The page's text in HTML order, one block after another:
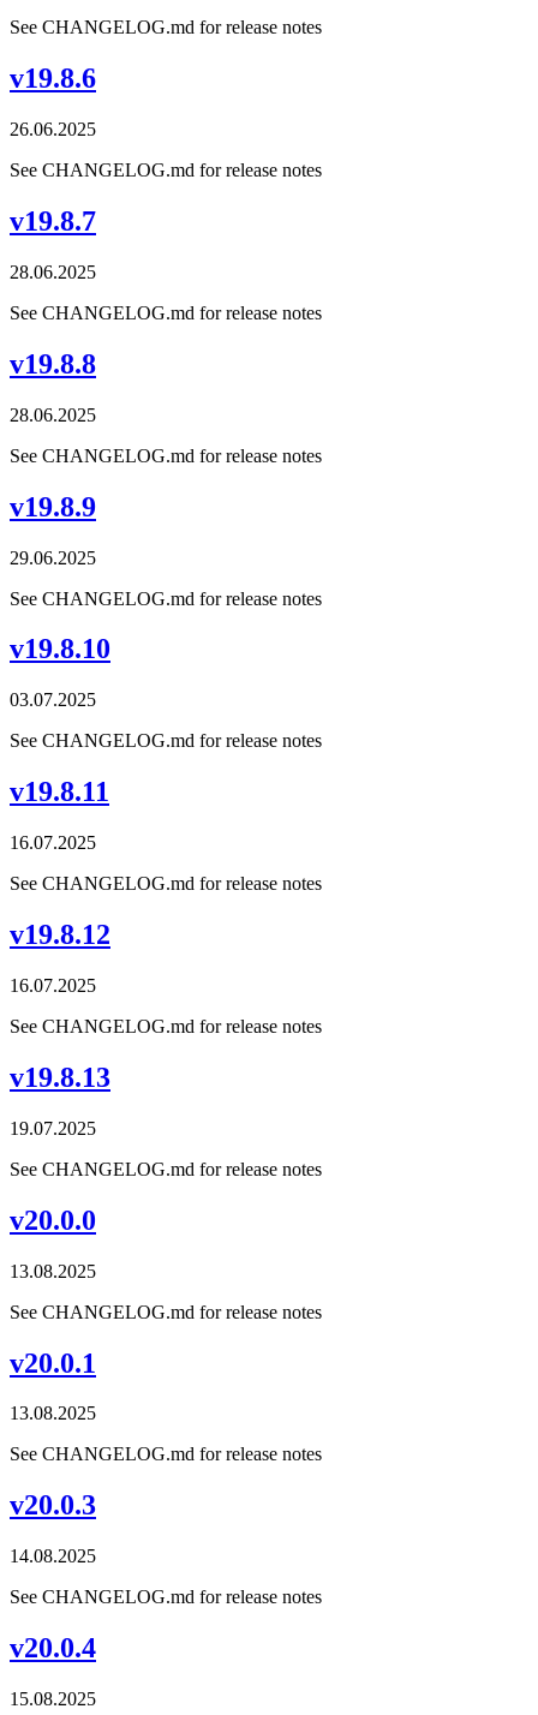
See CHANGELOG.md for release notes
v19.8.6
26.06.2025
See CHANGELOG.md for release notes
v19.8.7
28.06.2025
See CHANGELOG.md for release notes
v19.8.8
28.06.2025
See CHANGELOG.md for release notes
v19.8.9
29.06.2025
See CHANGELOG.md for release notes
v19.8.10
03.07.2025
See CHANGELOG.md for release notes
v19.8.11
16.07.2025
See CHANGELOG.md for release notes
v19.8.12
16.07.2025
See CHANGELOG.md for release notes
v19.8.13
19.07.2025
See CHANGELOG.md for release notes
v20.0.0
13.08.2025
See CHANGELOG.md for release notes
v20.0.1
13.08.2025
See CHANGELOG.md for release notes
v20.0.3
14.08.2025
See CHANGELOG.md for release notes
v20.0.4
15.08.2025